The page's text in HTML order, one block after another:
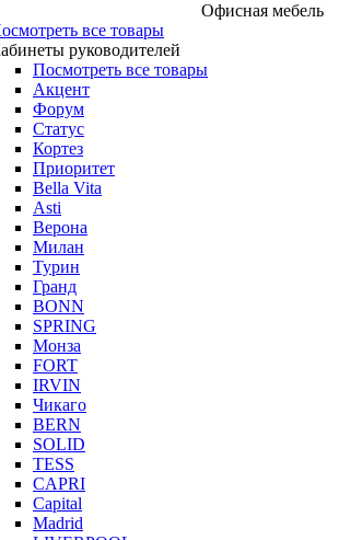
Офисная мебель
все товары
руководителей
Посмотреть все товары
Акцент
Форум
Статус
Кортез
Приоритет
Bella Vita
Asti
Верона
Милан
Турин
Гранд
BONN
SPRING
Монза
FORT
IRVIN
Чикаго
BERN
SOLID
TESS
CAPRI
Capital
Madrid